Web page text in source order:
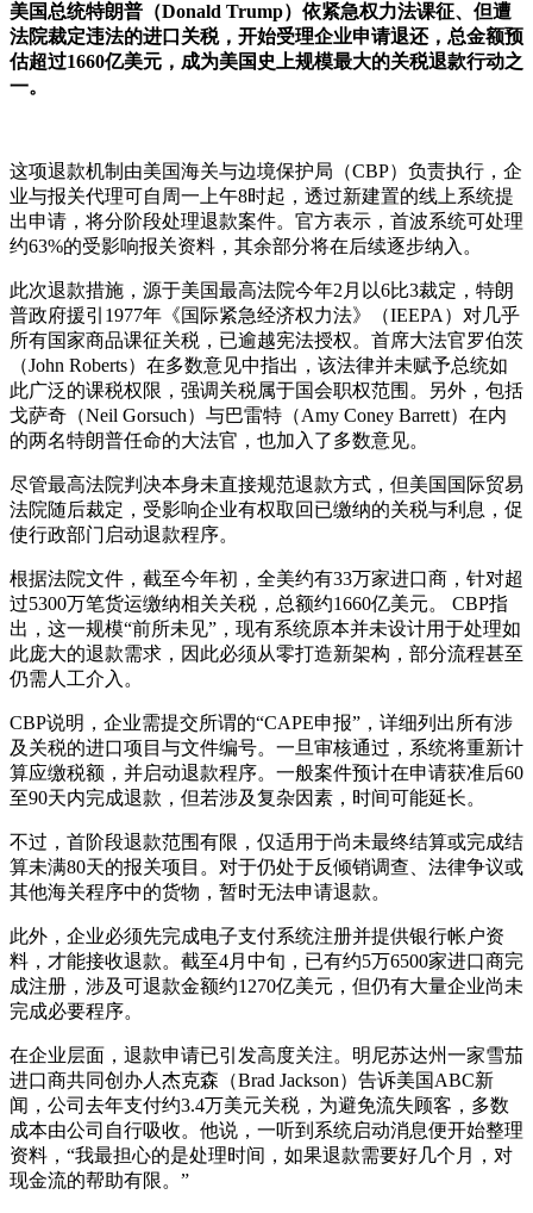
美国总统特朗普（Donald Trump）依紧急权力法课征、但遭
法院裁定违法的进口关税，开始受理企业申请退还，总金额预
估超过1660亿美元，成为美国史上规模最大的关税退款行动之
一。
这项退款机制由美国海关与边境保护局（CBP）负责执行，企
业与报关代理可自周一上午8时起，透过新建置的线上系统提
出申请，将分阶段处理退款案件。官方表示，首波系统可处理
约63%的受影响报关资料，其余部分将在后续逐步纳入。
此次退款措施，源于美国最高法院今年2月以6比3裁定，特朗
普政府援引1977年《国际紧急经济权力法》（IEEPA）对几乎
所有国家商品课征关税，已逾越宪法授权。首席大法官罗伯茨
（John Roberts）在多数意见中指出，该法律并未赋予总统如
此广泛的课税权限，强调关税属于国会职权范围。另外，包括
戈萨奇（Neil Gorsuch）与巴雷特（Amy Coney Barrett）在内
的两名特朗普任命的大法官，也加入了多数意见。
尽管最高法院判决本身未直接规范退款方式，但美国国际贸易
法院随后裁定，受影响企业有权取回已缴纳的关税与利息，促
使行政部门启动退款程序。
根据法院文件，截至今年初，全美约有33万家进口商，针对超
过5300万笔货运缴纳相关关税，总额约1660亿美元。 CBP指
出，这一规模“前所未见”，现有系统原本并未设计用于处理如
此庞大的退款需求，因此必须从零打造新架构，部分流程甚至
仍需人工介入。
CBP说明，企业需提交所谓的“CAPE申报”，详细列出所有涉
及关税的进口项目与文件编号。一旦审核通过，系统将重新计
算应缴税额，并启动退款程序。一般案件预计在申请获准后60
至90天内完成退款，但若涉及复杂因素，时间可能延长。
不过，首阶段退款范围有限，仅适用于尚未最终结算或完成结
算未满80天的报关项目。对于仍处于反倾销调查、法律争议或
其他海关程序中的货物，暂时无法申请退款。
此外，企业必须先完成电子支付系统注册并提供银行帐户资
料，才能接收退款。截至4月中旬，已有约5万6500家进口商完
成注册，涉及可退款金额约1270亿美元，但仍有大量企业尚未
完成必要程序。
在企业层面，退款申请已引发高度关注。明尼苏达州一家雪茄
进口商共同创办人杰克森（Brad Jackson）告诉美国ABC新
闻，公司去年支付约3.4万美元关税，为避免流失顾客，多数
成本由公司自行吸收。他说，一听到系统启动消息便开始整理
资料，“我最担心的是处理时间，如果退款需要好几个月，对
现金流的帮助有限。”